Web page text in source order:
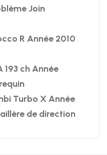
Join
R Année 2010
193 ch Année
Turbo X Année
de direction